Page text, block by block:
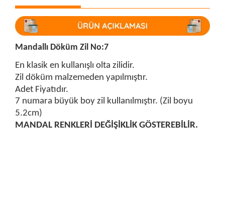
Mandallı Döküm Zil No:7
En klasik en kullanışlı olta zilidir.
Zil döküm malzemeden yapılmıştır.
Adet Fiyatıdır.
7 numara büyük boy zil kullanılmıştır. (Zil boyu
5.2cm)
MANDAL RENKLERİ DEĞİŞİKLİK GÖSTEREBİLİR.